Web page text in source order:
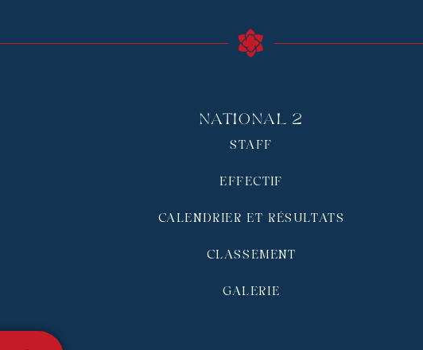
National 2
STAFF
EFFECTIF
CALENDRIER ET RÉSULTATS
CLASSEMENT
GALERIE